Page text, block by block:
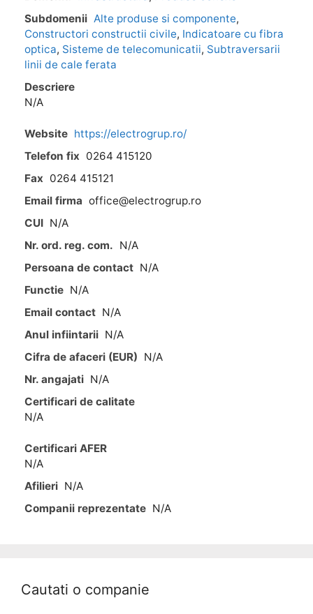
Subdomenii Alte produse si componente,
Constructori constructii civile, Indicatoare cu fibra
optica, Sisteme de telecomunicatii, Subtraversarii
linii de cale ferata
Descriere
N/A
Website https://electrogrup.ro/
Telefon fix 0264 415120
Fax 0264 415121
Email firma office@electrogrup.ro
CUI N/A
Nr. ord. reg. com. N/A
Persoana de contact N/A
Functie N/A
Email contact N/A
Anul infiintarii N/A
Cifra de afaceri (EUR) N/A
Nr. angajati N/A
Certificari de calitate
N/A
Certificari AFER
N/A
Afilieri N/A
Companii reprezentate N/A
Cautati o companie